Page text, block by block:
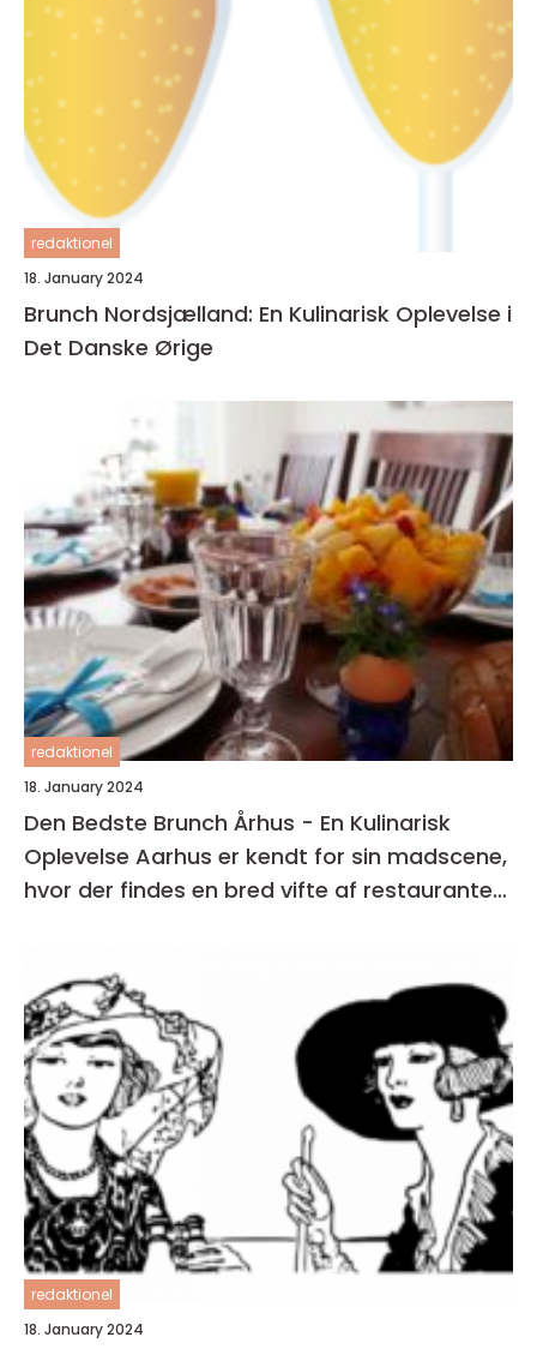
redaktionel
18. January 2024
Brunch Nordsjælland: En Kulinarisk Oplevelse i
Det Danske Ørige
redaktionel
18. January 2024
Den Bedste Brunch Århus - En Kulinarisk
Oplevelse Aarhus er kendt for sin madscene,
hvor der findes en bred vifte af restauranter,
redaktionel
18. January 2024